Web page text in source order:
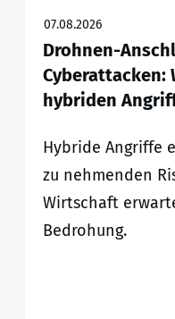
07.08.2026
Drohnen-
hybriden
Hybride Angriffe
zu nehmenden
Wirtschaft
Bedrohung.